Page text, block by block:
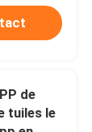
de
tuiles le